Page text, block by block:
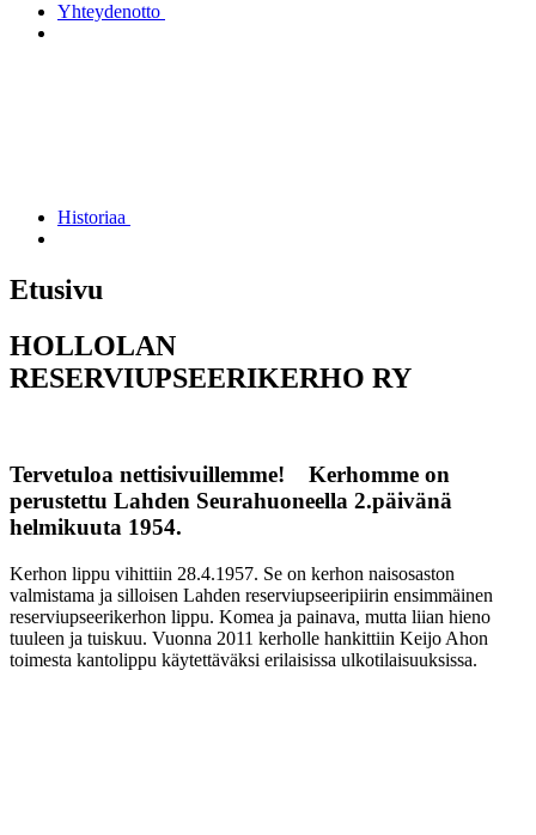
Yhteydenotto
Historiaa
Etusivu
HOLLOLAN
RESERVIUPSEERIKERHO RY
Tervetuloa nettisivuillemme! Kerhomme on
perustettu Lahden Seurahuoneella 2.päivänä
helmikuuta 1954.
Kerhon lippu vihittiin 28.4.1957. Se on kerhon naisosaston
valmistama ja silloisen Lahden reserviupseeripiirin ensimmäinen
reserviupseerikerhon lippu. Komea ja painava, mutta liian hieno
tuuleen ja tuiskuu. Vuonna 2011 kerholle hankittiin Keijo Ahon
toimesta kantolippu käytettäväksi erilaisissa ulkotilaisuuksissa.